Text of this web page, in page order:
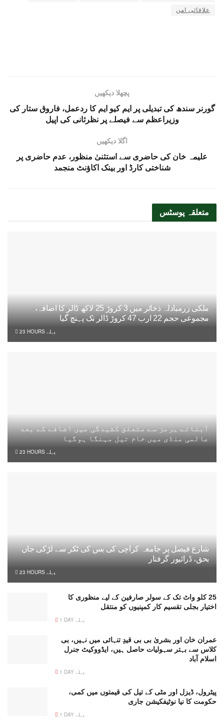
علاقائی امن
پچھلا دیکھیں
گورنر سندھ کی تبدیلی پر ایم کیو ایم کا ردعمل، فاروق ستار کی
وزیراعظم سے فیصلے پر نظرثانی کی اپیل
اگلا دیکھیں
علیمہ خان کی حاضری سے استثنیٰ منظور، عدم حاضری پر
شناختی کارڈ اور بینک اکاؤنٹ منجمد
متعلقہ پوسٹس
ملکی زرمبادلہ ذخائر میں 3 کروڑ 25 لاکھ ڈالر کا اضافہ،
مجموعی حجم 22 ارب 47 کروڑ ڈالر تک پہنچ گیا
23 HOURS پہلے
آبنائے ہرمز سے متعلق کشیدگی میں اضافے کے بعد
عالمی منڈی میں خام تیل مہنگا ہوگیا
23 HOURS پہلے
شارع فیصل پر جامعہ کراچی کی بس کی ٹکر سے لڑکی جاں
بحق، ڈرائیور گرفتار
23 HOURS پہلے
25 کلو واٹ تک کے سولر صارفین کے لیے منظوری کا
اختیار بجلی تقسیم کار کمپنیوں کو منتقل
1 DAY پہلے
عمران خان اور بشریٰ بی بی قیدِ تنہائی میں نہیں، بی
کلاس سے بہتر سہولیات حاصل ہیں، ایڈووکیٹ جنرل
اسلام آباد
1 DAY پہلے
پیٹرول، ڈیزل اور مٹی کے تیل کی قیمتوں میں کمی،
حکومت کا نیا نوٹیفکیشن جاری
1 DAY پہلے